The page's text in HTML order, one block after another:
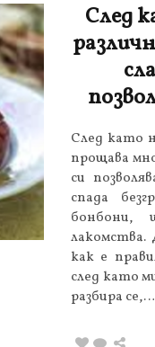
След
След като
прощава
си
спада
бонбони,
лакомства.
как е
след като
разбира се,…